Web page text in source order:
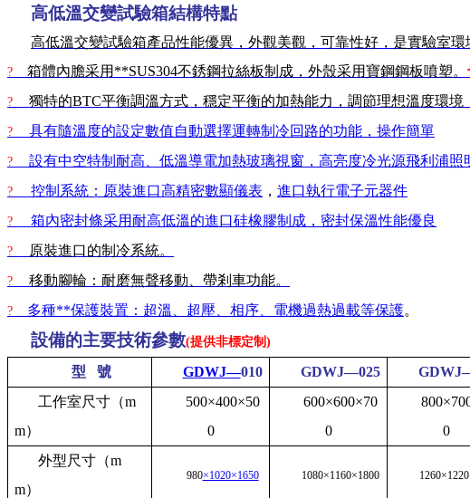
高低溫交變試驗箱結構特點
高低溫交變試驗箱產品性能優異，外觀美觀，可靠性好，是實驗室
? 箱體內膽采用**SUS304不銹鋼拉絲板制成，外殼采用寶鋼鋼板噴塑。
? 獨特的BTC平衡調溫方式，穩定平衡的加熱能力，調節理想溫度環境
? 具有隨溫度的設定數值自動選擇運轉制冷回路的功能，操作簡單
? 設有中空特制耐高、低溫導電加熱玻璃視窗，高亮度冷光源飛利浦照
? 控制系統：原裝進口高精密數顯儀表 ， 進口執行電子元器件
? 箱內密封條采用耐高低溫的進口硅橡膠制成，密封保溫性能優良
? 原裝進口的制冷系統。
? 移動腳輪：耐磨無聲移動、帶剎車功能。
? 多種**保護裝置：超溫、超壓、相序、電機過熱過載等保護。
設備的主要技術參數(提供非標定制)
型 號 GDWJ—010 GDWJ—025
工作室尺寸（m
m）
500×400×50
0
600×600×70
0
0
外型尺寸（m
m）
980×1020×1650 1080×1160×1800